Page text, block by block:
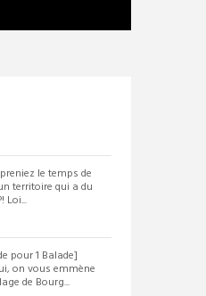
le temps de
territoire qui a du
Loi...
pour 1 Balade]
on vous emmène
de Bourg...